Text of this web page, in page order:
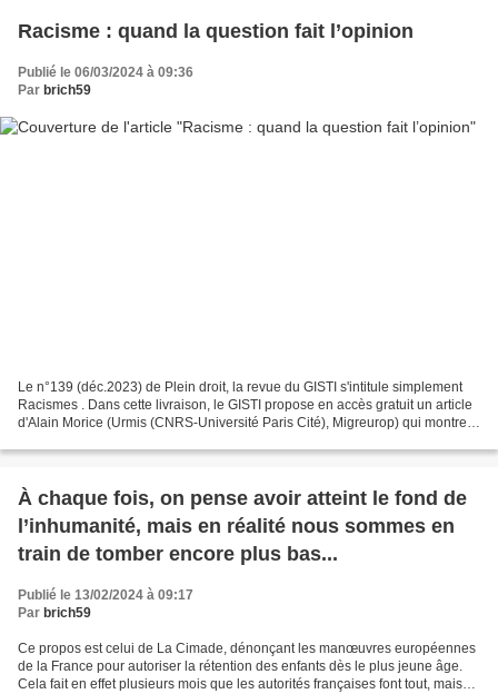
Racisme : quand la question fait l’opinion
Publié le 06/03/2024 à 09:36
Par brich59
Le n°139 (déc.2023) de Plein droit, la revue du GISTI s'intitule simplement
Racismes . Dans cette livraison, le GISTI propose en accès gratuit un article
d'Alain Morice (Urmis (CNRS-Université Paris Cité), Migreurop) qui montre
À chaque fois, on pense avoir atteint le fond de
l’inhumanité, mais en réalité nous sommes en
train de tomber encore plus bas...
Publié le 13/02/2024 à 09:17
Par brich59
Ce propos est celui de La Cimade, dénonçant les manœuvres européennes
de la France pour autoriser la rétention des enfants dès le plus jeune âge.
Cela fait en effet plusieurs mois que les autorités françaises font tout, mais